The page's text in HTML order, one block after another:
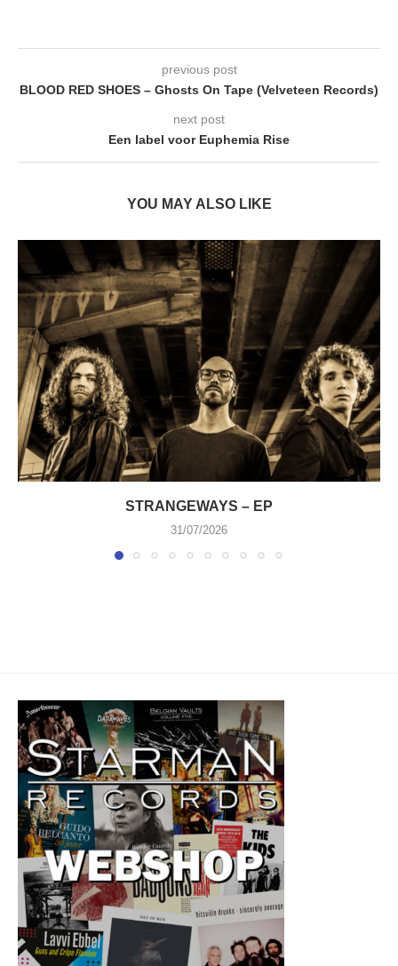
previous post
BLOOD RED SHOES – Ghosts On Tape (Velveteen Records)
next post
Een label voor Euphemia Rise
YOU MAY ALSO LIKE
STRANGEWAYS – EP
31/07/2026